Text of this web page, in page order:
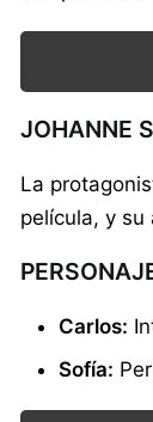
JOHANNE
La
película, y
Carlos:
Sofía: